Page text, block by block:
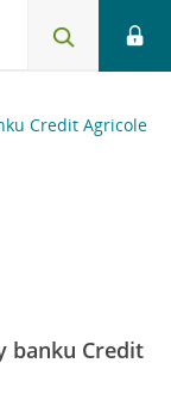
Credit Agricole
banku Credit